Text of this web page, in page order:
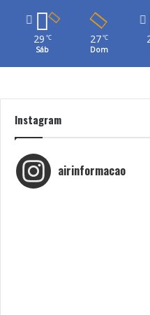
29 ℃
Sáb
27 ℃
Dom
Instagram
airinformacao